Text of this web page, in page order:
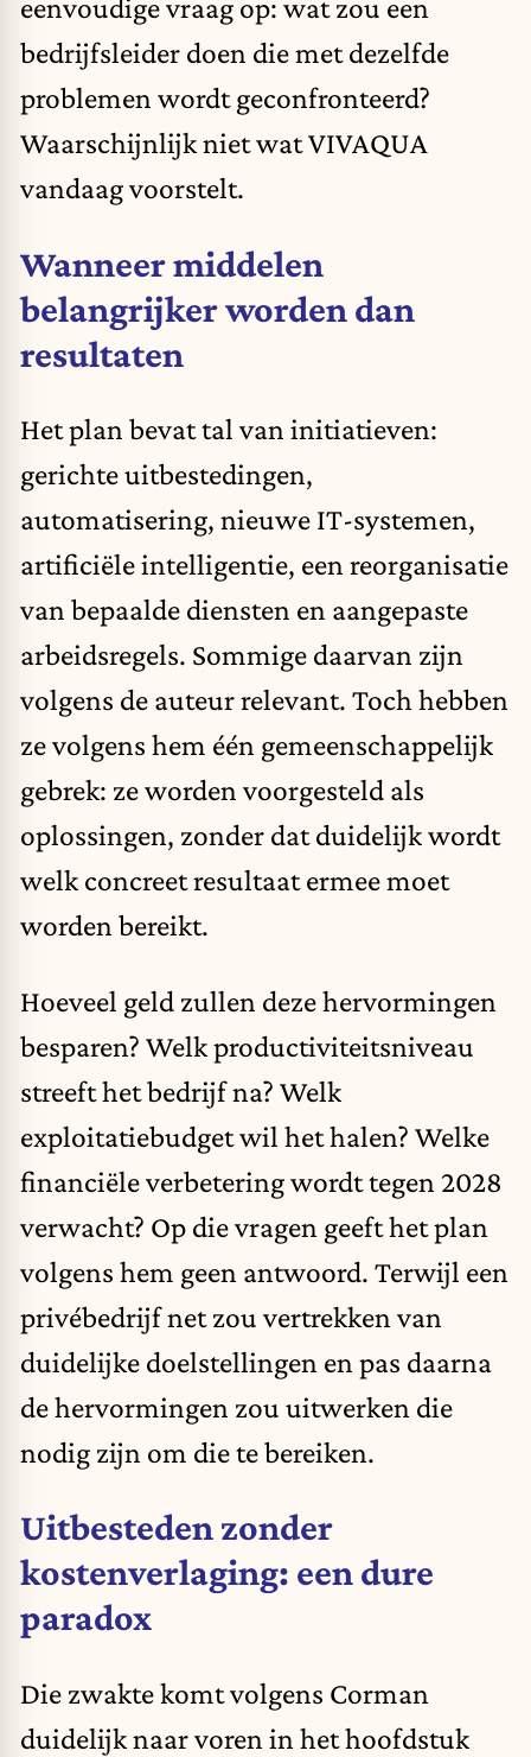
eenvoudige vraag op: wat zou een
bedrijfsleider doen die met dezelfde
problemen wordt geconfronteerd?
Waarschijnlijk niet wat VIVAQUA
vandaag voorstelt.
Wanneer middelen
belangrijker worden dan
resultaten
Het plan bevat tal van initiatieven:
gerichte uitbestedingen,
automatisering, nieuwe IT-systemen,
artificiële intelligentie, een reorganisatie
van bepaalde diensten en aangepaste
arbeidsregels. Sommige daarvan zijn
volgens de auteur relevant. Toch hebben
ze volgens hem één gemeenschappelijk
gebrek: ze worden voorgesteld als
oplossingen, zonder dat duidelijk wordt
welk concreet resultaat ermee moet
worden bereikt.
Hoeveel geld zullen dezehervormingen
besparen? Welk productiviteitsniveau
streeft het bedrijf na? Welk
exploitatiebudget wil het halen? Welke
financiële verbetering wordt tegen 2028
verwacht? Op die vragen geeft het plan
volgens hem geen antwoord. Terwijl een
privébedrijf net zou vertrekken van
duidelijke doelstellingen en pas daarna
de hervormingen zou uitwerken die
nodig zijn om die te bereiken.
Uitbesteden zonder
kostenverlaging: een dure
paradox
Die zwakte komt volgens Corman
duidelijk naar voren in het hoofdstuk